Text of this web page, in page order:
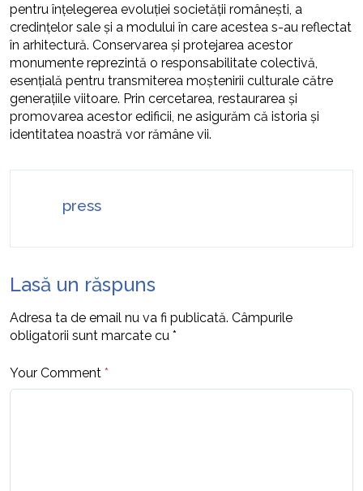
pentru înțelegerea evoluției societății românești, a
credințelor sale și a modului în care acestea s-au reflectat
în arhitectură. Conservarea și protejarea acestor
monumente reprezintă o responsabilitate colectivă,
esențială pentru transmiterea moștenirii culturale către
generațiile viitoare. Prin cercetarea, restaurarea și
promovarea acestor edificii, ne asigurăm că istoria și
identitatea noastră vor rămâne vii.
press
Lasă un răspuns
Adresa ta de email nu va fi publicată. Câmpurile
obligatorii sunt marcate cu *
Your Comment *